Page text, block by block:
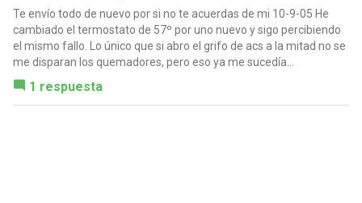
Te envío todo de nuevo por si no te acuerdas de mi 10-9-05 He
cambiado el termostato de 57º por uno nuevo y sigo percibiendo
el mismo fallo. Lo único que si abro el grifo de acs a la mitad no se
me disparan los quemadores, pero eso ya me sucedía...
1 respuesta